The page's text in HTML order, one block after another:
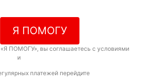
Я ПОМОГУ
ПОМОГУ», вы соглашаетесь с условиями
и
платежей перейдите